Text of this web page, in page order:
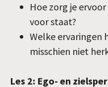
Hoe zorg je ervoor
voor staat?
Welke ervaringen
misschien niet
Les 2: Ego- en